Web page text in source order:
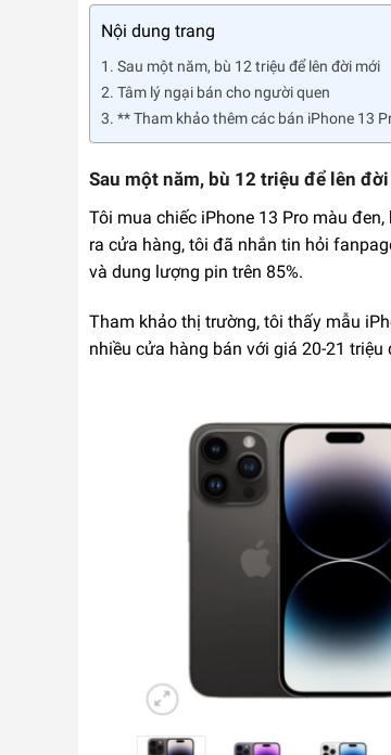
Nội dung trang
Sau một năm, bù 12 triệu để lên đời mới
Tâm lý ngại bán cho người quen
** Tham khảo thêm các bán iPhone 13
Sau một năm, bù 12 triệu để lên
Tôi mua chiếc iPhone 13 Pro màu
ra cửa hàng, tôi đã nhắn tin hỏi
và dung lượng pin trên 85%.
Tham khảo thị trường, tôi thấy mẫu
nhiều cửa hàng bán với giá 20-21 triệu